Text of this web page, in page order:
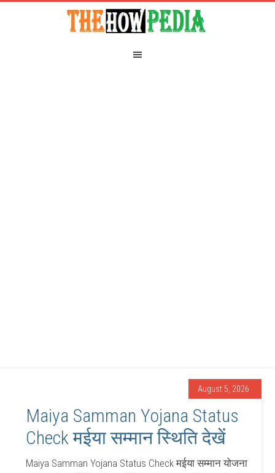
August 5, 2026
Maiya Samman Yojana Status
Check मईया सम्मान स्थिति देखें
Maiya Samman Yojana Status Check मईया सम्मान योजना